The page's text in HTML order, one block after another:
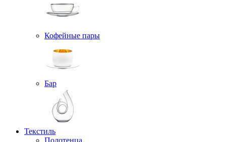
Кофейные пары
Бар
Текстиль
Полотенца